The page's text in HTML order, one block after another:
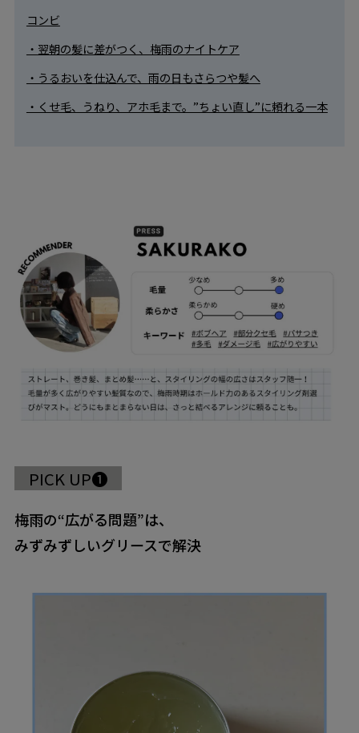
コンビ
・翌朝の髪に差がつく、梅雨のナイトケア
・うるおいを仕込んで、雨の日もさらつや髪へ
・くせ毛、うねり、アホ毛まで。”ちょい直し”に頼れる一本
PICK UP❶
梅雨の“広がる問題”は、
みずみずしいグリースで解決